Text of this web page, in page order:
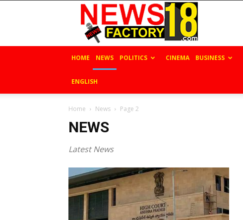
News
Factory
18
HOME NEWS POLITICS CINEMA BUSINESS
ENGLISH
Home News Page 2
NEWS
Latest News